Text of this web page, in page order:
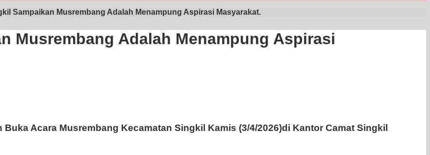
Sampaikan Musrembang Adalah Menampung Aspirasi Masyarakat.
Musrembang Adalah Menampung Aspirasi
Acara Musrembang Kecamatan Singkil Kamis (3/4/2026)di Kantor Camat Singkil